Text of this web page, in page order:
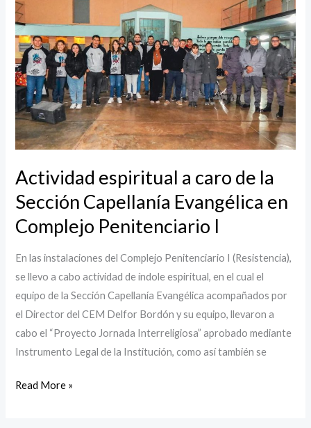
Actividad espiritual a caro de la
Sección Capellanía Evangélica en
Complejo Penitenciario I
En las instalaciones del Complejo Penitenciario I (Resistencia),
se llevo a cabo actividad de índole espiritual, en el cual el
equipo de la Sección Capellanía Evangélica acompañados por
el Director del CEM Delfor Bordón y su equipo, llevaron a
cabo el “Proyecto Jornada Interreligiosa” aprobado mediante
Instrumento Legal de la Institución, como así también se
a
caro
de
la
Sección
Capellanía
Evangélica
en
Penitenciario
I
Read More »